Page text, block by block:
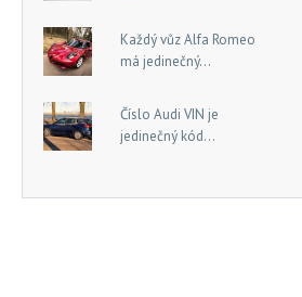
Každý vůz Alfa Romeo
má jedinečný...
Číslo Audi VIN je
jedinečný kód...